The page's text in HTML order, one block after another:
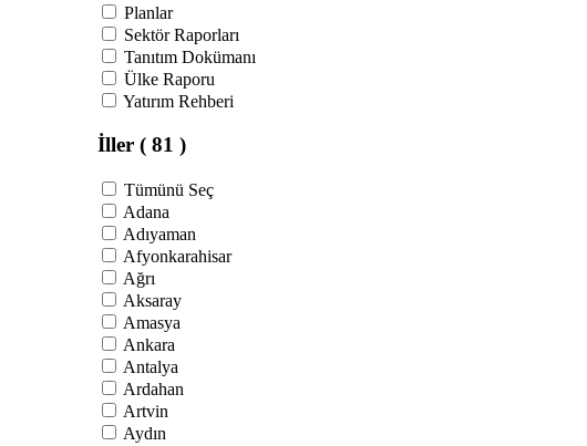
Planlar
Sektör Raporları
Tanıtım Dokümanı
Ülke Raporu
Yatırım Rehberi
İller ( 81 )
Tümünü Seç
Adana
Adıyaman
Afyonkarahisar
Ağrı
Aksaray
Amasya
Ankara
Antalya
Ardahan
Artvin
Aydın